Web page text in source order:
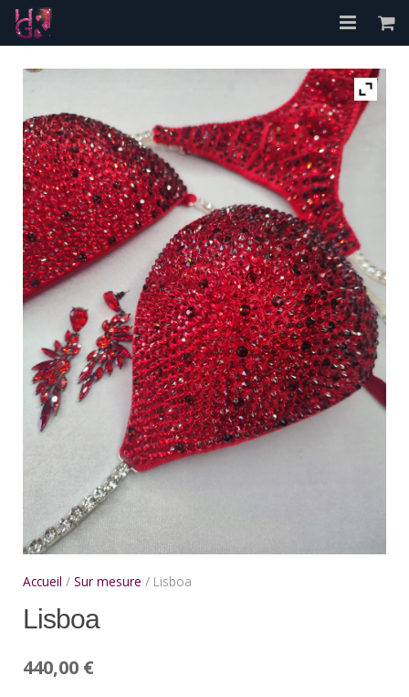
Accueil
A propos
Les Bikinis
FAQ
Contact
Mon compte
Accueil / Sur mesure / Lisboa
Lisboa
440,00 €